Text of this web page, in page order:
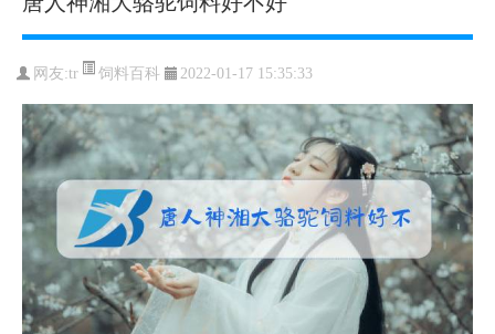
网友:tr 饲料百科 2022-01-17 15:35:33